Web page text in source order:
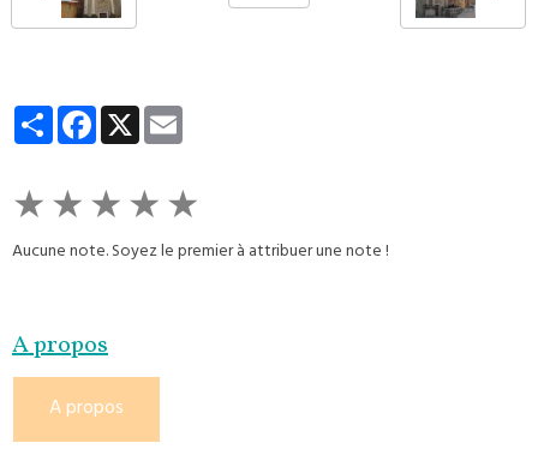
PartagerFacebook
X
★★★★★
Aucune note. Soyez le premier à attribuer une note !
A propos
A propos